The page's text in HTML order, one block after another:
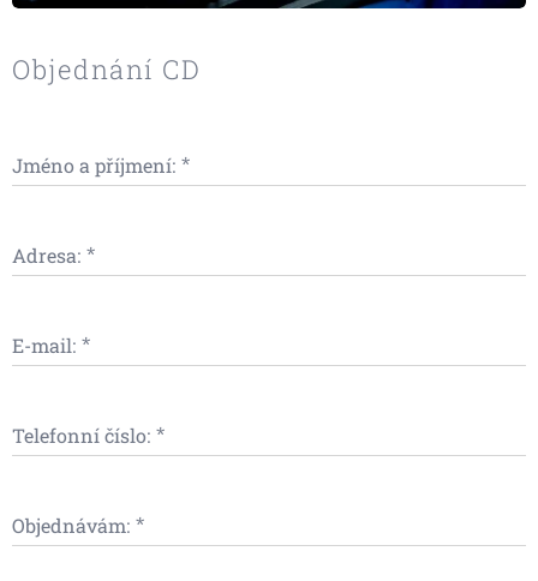
Objednání CD
Jméno a příjmení:
Adresa:
E-mail:
Telefonní číslo:
Objednávám: